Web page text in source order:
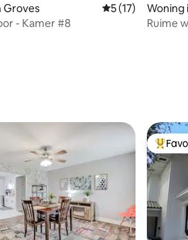
4,71 uit 5, 14 recensies
Groves Gemiddelde
5 (17)
- Kamer #8
Woning
Ruime